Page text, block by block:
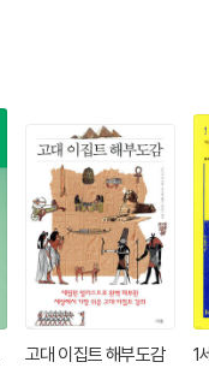
고대 이집트 해부도감 1